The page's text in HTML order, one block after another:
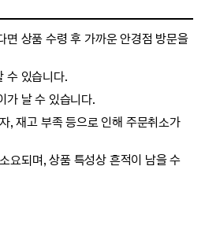
면 상품 수령 후 가까운 안경점 방문을
수 있습니다.
가 날 수 있습니다.
, 재고 부족 등으로 인해 주문취소가
요되며, 상품 특성상 흔적이 남을 수